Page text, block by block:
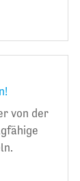
von der